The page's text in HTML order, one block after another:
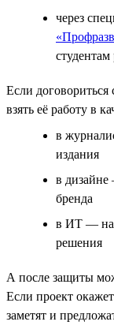
через
Если
взять её работу в
в
издания
в дизайне
бренда
в ИТ —
решения
А после защиты
Если проект
заметят и